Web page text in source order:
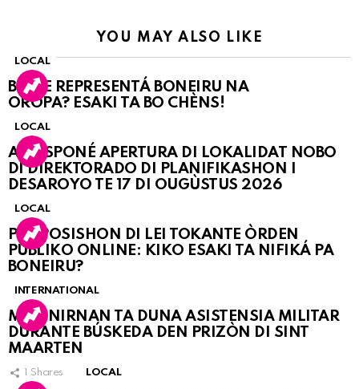
YOU MAY ALSO LIKE
LOCAL
BO KE REPRESENTÁ BONEIRU NA
OROPA? ESAKI TA BO CHÈNS!
LOCAL
A POSPONÉ APERTURA DI LOKALIDAT NOBO
DI DIREKTORADO DI PLANIFIKASHON I
DESAROYO TE 17 DI OUGÙSTUS 2026
LOCAL
PROPOSISHON DI LEI TOKANTE ÒRDEN
PÚBLIKO ONLINE: KIKO ESAKI TA NIFIKÁ PA
BONEIRU?
INTERNATIONAL
MARINIRNAN TA DUNA ASISTENSIA MILITAR
DURANTE BÚSKEDA DEN PRIZÒN DI SINT
MAARTEN
1 Shares LOCAL